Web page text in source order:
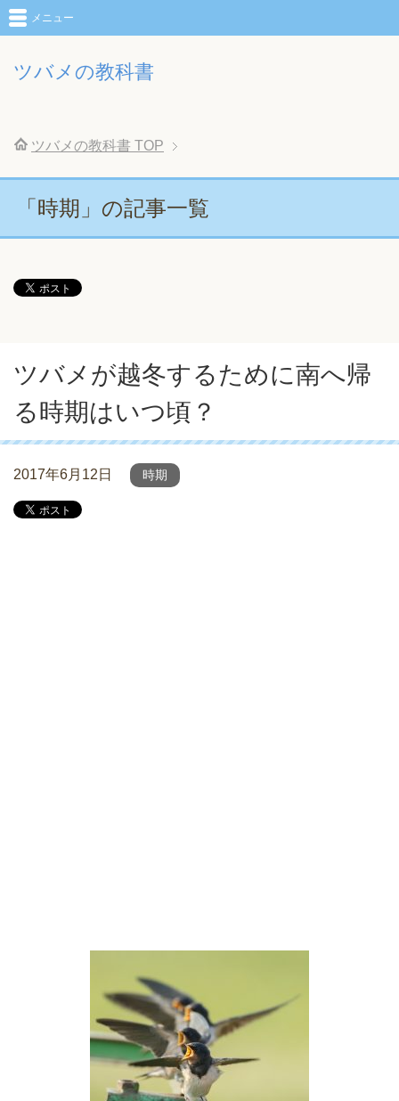
ツバメの教科書
メニュー
ツバメの教科書 TOP
「時期」の記事一覧
ツバメが越冬するために南へ帰
る時期はいつ頃？
2017年6月12日 時期